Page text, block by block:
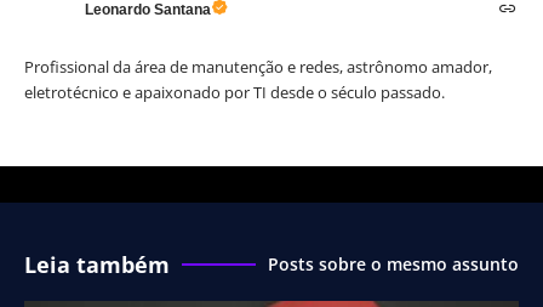
Leonardo Santana
Profissional da área de manutenção e redes, astrônomo amador,
eletrotécnico e apaixonado por TI desde o século passado.
Leia também Posts sobre o mesmo assunto